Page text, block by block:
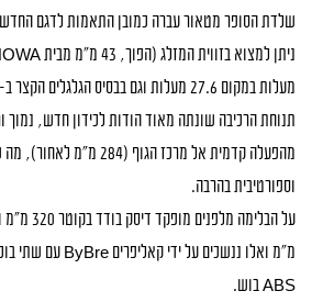
שלדת הסופר מטאור עברה כמובן התאמות לדגם
ניתן למצוא בזווית המזלג (הפוך, 43 מ"מ מבית
מעלות במקום 27.6 מעלות וגם בבסיס הגלגלים הקצר ב-35 מ"מ מהסופר מטאור.
תנוחת הרכיבה שונתה מאוד הודות לכידון חדש, נמוך
מהפעלה קדמית אל מרכז הגוף
וספורטיבית בהרבה.
מ"מ ואלו ננשכים על ידי קאליפרים ByBre עם שתי
ABSבוש.